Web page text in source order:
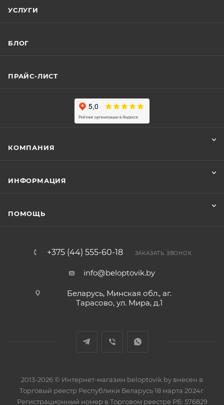
УСЛУГИ
БЛОГ
ПРАЙС-ЛИСТ
КОМПАНИЯ
ИНФОРМАЦИЯ
ПОМОЩЬ
+375 (44) 555-60-18 ЗАКАЗАТЬ ЗВОНОК
info@beloptovik.by
Беларусь, Минская обл., аг.
Тарасово, ул. Мира, д.1
2013-2026 © Интернет-магазин beloptovik.by внесен в
Торговый реестр Республики Беларусь 18 марта 2024г.
Регистрационный номер в Торговом реестре РБ: 576829